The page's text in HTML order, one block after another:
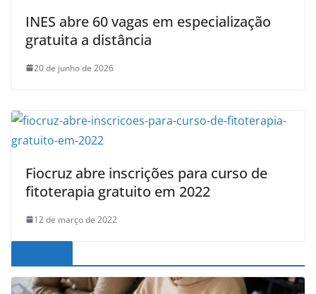
INES abre 60 vagas em especialização
gratuita a distância
20 de junho de 2026
Fiocruz abre inscrições para curso de
fitoterapia gratuito em 2022
12 de março de 2022